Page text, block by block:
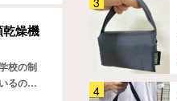
燥機
校の制
るので
日背負って
ールデイ』